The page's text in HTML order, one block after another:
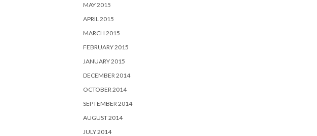
MAY 2015
APRIL 2015
MARCH 2015
FEBRUARY 2015
JANUARY 2015
DECEMBER 2014
OCTOBER 2014
SEPTEMBER 2014
AUGUST 2014
JULY 2014